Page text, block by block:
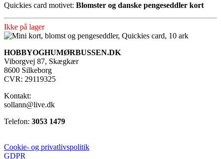
Quickies card motivet: Blomster og danske pengeseddler kort
Ikke på lager
HOBBYOGHUMØRBUSSEN.DK
Viborgvej 87, Skægkær
8600 Silkeborg
CVR: 29119325
Kontakt:
sollann@live.dk
Telefon: 3053 1479
Cookie- og privatlivspolitik
GDPR